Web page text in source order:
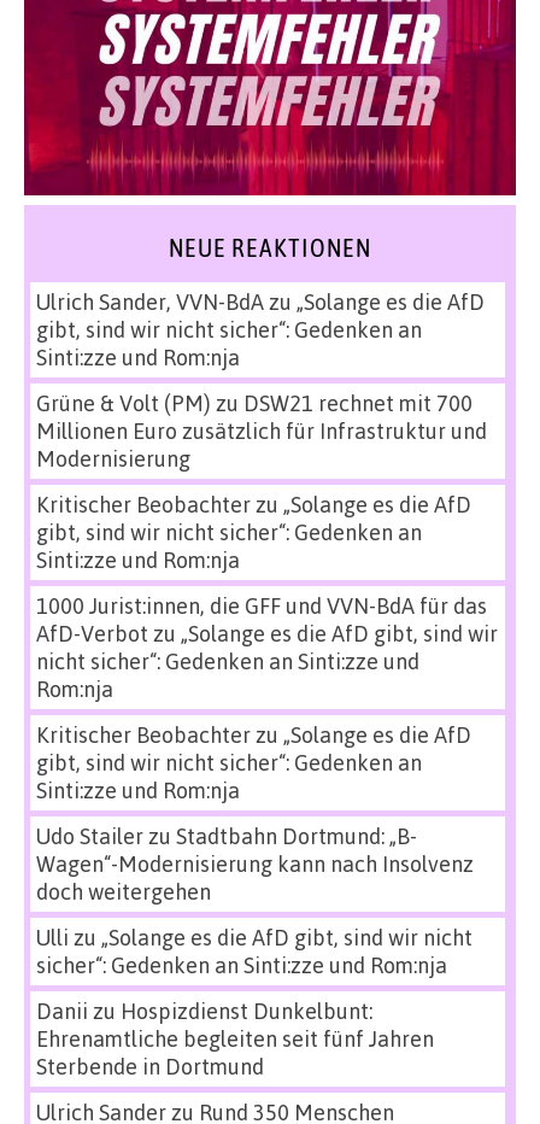
NEUE REAKTIONEN
Ulrich Sander, VVN-BdAzu „Solange es die AfD
gibt, sind wir nicht sicher“: Gedenken an
Sinti:zze und Rom:nja
Grüne & Volt (PM) zu DSW21 rechnet mit 700
Millionen Euro zusätzlich für Infrastruktur und
Modernisierung
Kritischer Beobachterzu „Solange es die AfD
gibt, sind wir nicht sicher“: Gedenken an
Sinti:zze und Rom:nja
1000 Jurist:innen, die GFF und VVN-BdA für das
AfD-Verbot zu „Solange es die AfD gibt, sind wir
nicht sicher“: Gedenken an Sinti:zze und
Rom:nja
Kritischer Beobachterzu „Solange es die AfD
gibt, sind wir nicht sicher“: Gedenken an
Sinti:zze und Rom:nja
Udo Stailerzu Stadtbahn Dortmund: „B-
Wagen“-Modernisierung kann nach Insolvenz
doch weitergehen
Ulli zu „Solange es die AfD gibt, sind wir nicht
sicher“: Gedenken an Sinti:zze und Rom:nja
Danii zu Hospizdienst Dunkelbunt:
Ehrenamtliche begleiten seit fünf Jahren
Sterbende in Dortmund
Ulrich Sanderzu Rund 350 Menschen